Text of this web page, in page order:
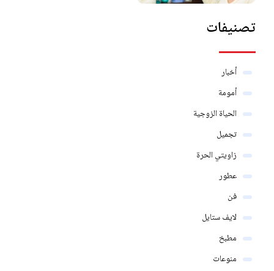
تصنيفات
أخبار
أمومة
الحياة الزوجية
تجميل
زاويتي الحرة
عطور
فن
لايف ستايل
مطبخ
منوعات